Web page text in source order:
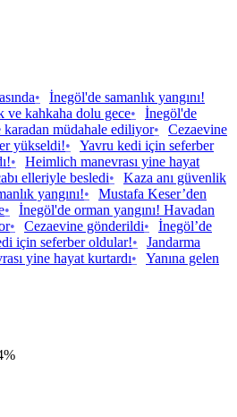
•
İnegöl'de samanlık yangını!
ve kahkaha dolu gece•
İnegöl'de
karadan müdahale ediliyor•
Cezaevine
yükseldi!•
Yavru kedi için seferber
•
Heimlich manevrası yine hayat
elleriyle besledi•
Kaza anı güvenlik
yangını!•
Mustafa Keser’den
•
İnegöl'de orman yangını! Havadan
• Cezaevine gönderildi•
İnegöl’de
için seferber oldular!•
Jandarma
yine hayat kurtardı•
Yanına gelen